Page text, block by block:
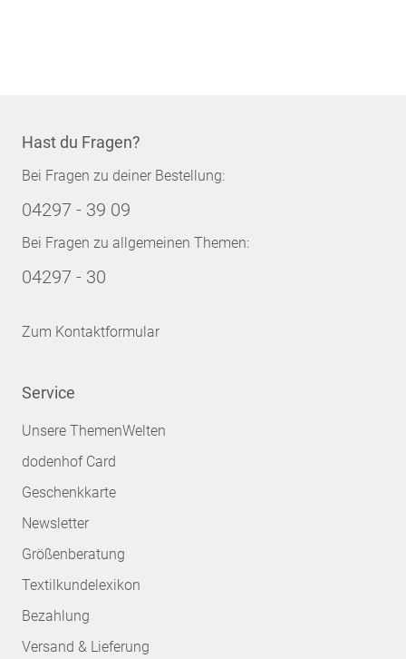
Hast du Fragen?
Bei Fragen zu deiner Bestellung:
04297 - 39 09
Bei Fragen zu allgemeinen Themen:
04297 - 30
Zum Kontaktformular
Service
Unsere ThemenWelten
dodenhof Card
Geschenkkarte
Newsletter
Größenberatung
Textilkundelexikon
Bezahlung
Versand & Lieferung